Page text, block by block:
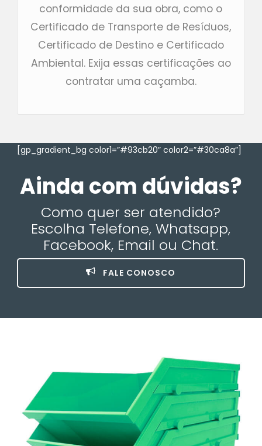
conformidade da sua obra, como o
Certificado de Transporte de Resíduos,
Certificado de Destino e Certificado
Ambiental. Exija essas certificações ao
contratar uma caçamba.
[gp_gradient_bg color1=”#93cb20″ color2=”#30ca8a”]
Ainda com dúvidas?
Como quer ser atendido?
Escolha Telefone, Whatsapp,
Facebook, Email ou Chat.
FALE CONOSCO